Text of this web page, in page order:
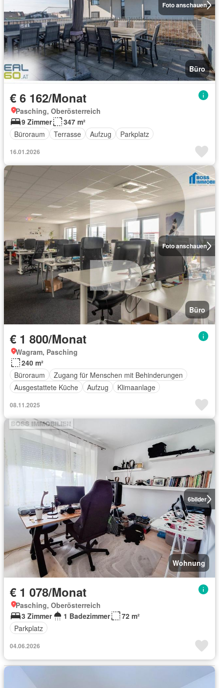
Foto anschauen
Büro
€ 6 162/Monat
Pasching, Oberösterreich
9 Zimmer
347 m²
Büroraum
Terrasse Aufzug Parkplatz
16.01.2026
Foto anschauen
Büro
€ 1 800/Monat
Wagram, Pasching
240 m²
Büroraum
Zugang für Menschen mit Behinderungen
Ausgestattete Küche
Aufzug Klimaanlage
08.11.2025
6bilder
Wohnung
€ 1 078/Monat
Pasching, Oberösterreich
3 Zimmer
1 Badezimmer
72 m²
Parkplatz
04.06.2026